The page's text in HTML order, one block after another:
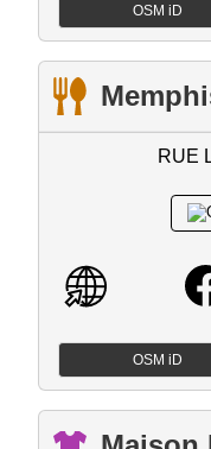
OSM iD
RUE
OSM iD